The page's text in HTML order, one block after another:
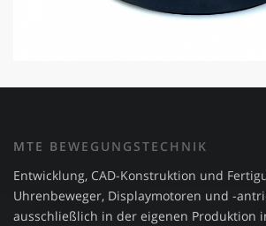
MTE BEWEGUNGSTECHNIK
Entwicklung, CAD-Konstruktion und
Uhrenbeweger, Displaymotoren und -
ausschließlich in der eigenen Produktion